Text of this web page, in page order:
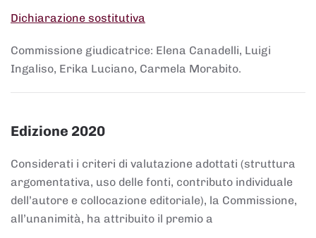
Dichiarazione sostitutiva
Commissione giudicatrice: Elena Canadelli, Luigi
Ingaliso, Erika Luciano, Carmela Morabito.
Edizione 2020
Considerati i criteri di valutazione adottati (struttura
argomentativa, uso delle fonti, contributo individuale
dell’autore e collocazione editoriale), la Commissione,
all’unanimità, ha attribuito il premio a